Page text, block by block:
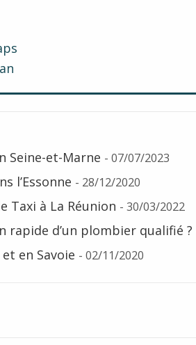
Seine-et-Marne - 07/07/2023
l’Essonne - 28/12/2020
Taxi à La Réunion - 30/03/2022
rapide d’un plombier qualifié ?
en Savoie - 02/11/2020